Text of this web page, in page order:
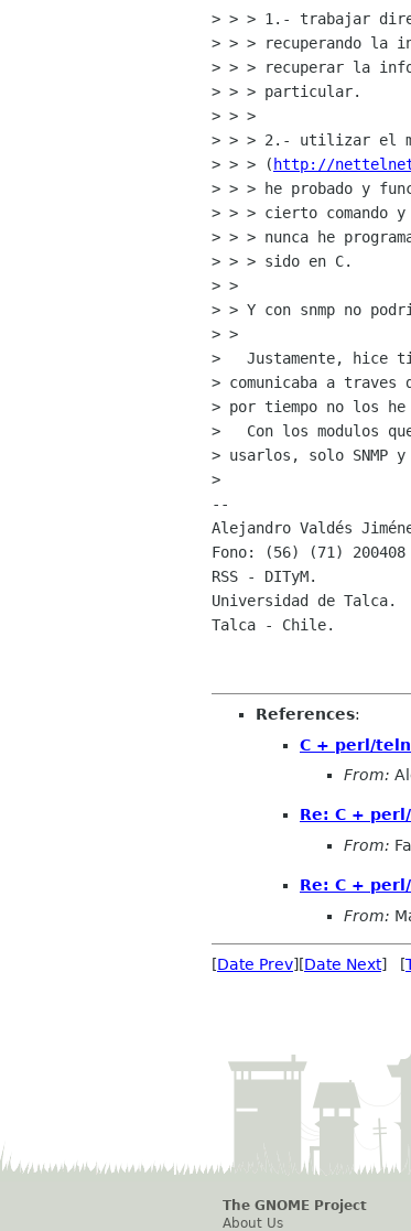
> > > 1.- trabajar
> > > recuperando la
> > > recuperar la
> > > particular.
> > >
> > > 2.- utilizar el
> > > ( http://
> > > he probado y
> > > cierto comando
> > > nunca he
> > > sido en C.
> >
> > Y con snmp no
> >
>   Justamente, hice
> comunicaba a traves
> por tiempo no los
>   Con los modulos
> usarlos, solo SNMP
>
--
Alejandro Valdés
Fono: (56) (71) 200408
RSS - DITyM.
Universidad de Talca.
Talca - Chile.
References:
C + perl/
From:
Re: C +
From:
Re: C +
From:
[Date Prev][Date Next] [
The GNOME Project
About Us